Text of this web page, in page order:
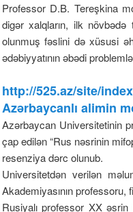
Professor D.B. Tereşkina
digər xalqların, ilk növbədə
olunmuş fəslini də xüsusi
ədəbiyyatının əbədi
http://525.az/site/
Azərbaycanlı alimin
Azərbaycan Universitetinin
çap edilən “Rus nəsrinin
resenziya dərc olunub.
Universitetdən verilən
Akademiyasının professoru,
Rusiyalı professor XX